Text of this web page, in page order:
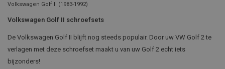
Volkswagen Golf II (1983-1992)
Volkswagen Golf II schroefsets
De Volkswagen Golf II blijft nog steeds populair. Door uw VW Golf 2 te
verlagen met deze schroefset maakt u van uw Golf 2 echt iets
bijzonders!